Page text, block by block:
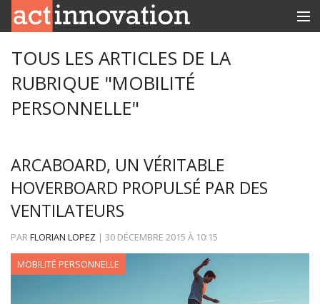
INNOBOX
CONTACT
TOUS LES ARTICLES DE LA
RUBRIQUE "MOBILITÉ
PERSONNELLE"
ARCABOARD, UN VÉRITABLE
HOVERBOARD PROPULSÉ PAR DES
VENTILATEURS
PARFLORIAN LOPEZ | 30 DÉCEMBRE 2015 À 10:15
MOBILITÉ PERSONNELLE